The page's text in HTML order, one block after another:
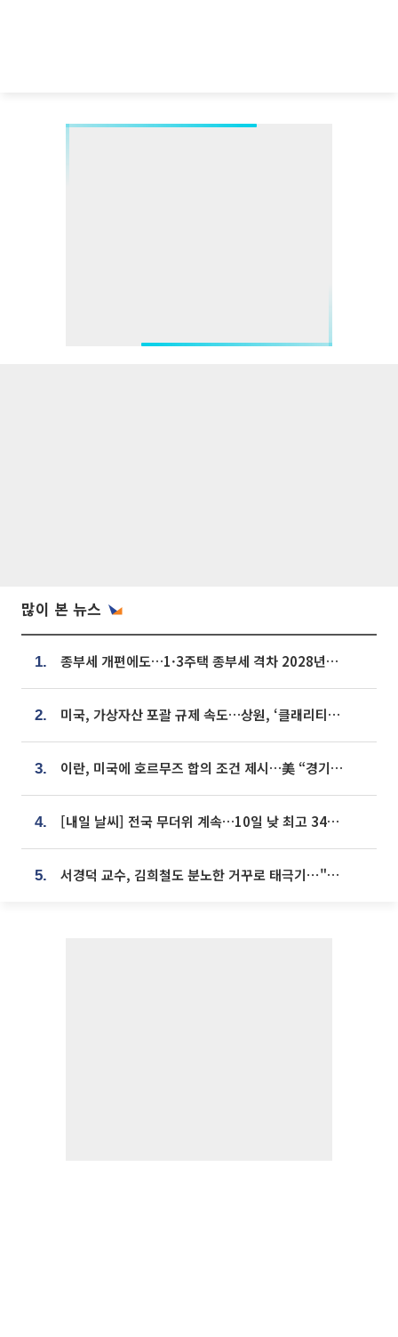
많이 본 뉴스
1. 종부세 개편에도…1·3주택 종부세 격차 2028년부터 확대
2. 미국, 가상자산 포괄 규제 속도…상원, ‘클래리티법’ 9월 절차투표 추진
3. 이란, 미국에 호르무즈 합의 조건 제시…美 “경기 아직 안 끝나” [종합]
4. [내일 날씨] 전국 무더위 계속…10일 낮 최고 34도 육박
5. 서경덕 교수, 김희철도 분노한 거꾸로 태극기⋯"엉터리는 아냐, 아쉬울 뿐"